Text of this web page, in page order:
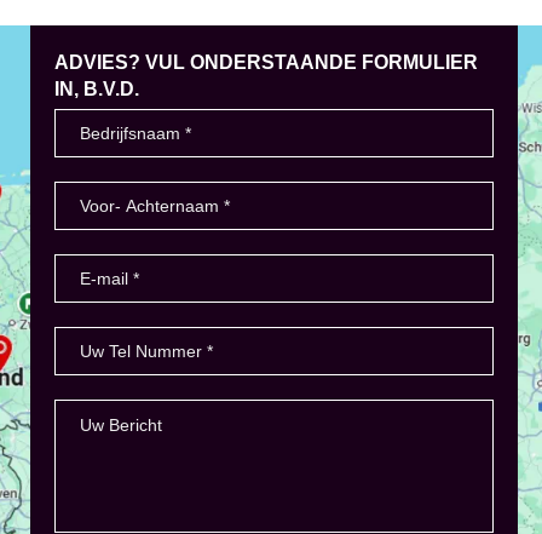
ADVIES? VUL ONDERSTAANDE FORMULIER
IN, B.V.D.